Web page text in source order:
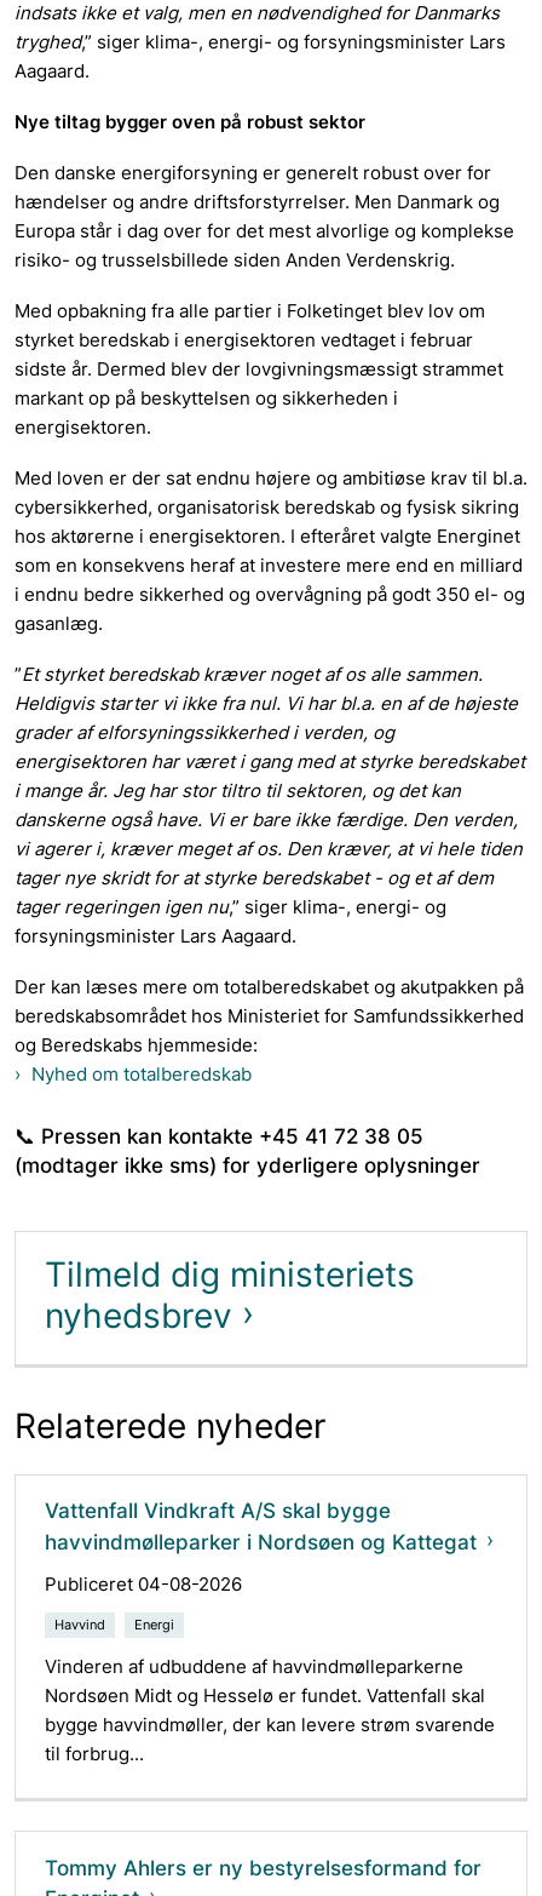
indsats ikke et valg, men en nødvendighed for Danmarks
tryghed,” siger klima-, energi- og forsyningsminister Lars
Aagaard.
Nye tiltag bygger oven på robust sektor
Den danske energiforsyning er generelt robust over for
hændelser og andre driftsforstyrrelser. Men Danmark og
Europa står i dag over for det mest alvorlige og komplekse
risiko- og trusselsbillede siden Anden Verdenskrig.
Med opbakning fra alle partier i Folketinget blev lov om
styrket beredskab i energisektoren vedtaget i februar
sidste år. Dermed blev der lovgivningsmæssigt strammet
markant op på beskyttelsen og sikkerheden i
energisektoren.
Med loven er der sat endnu højere og ambitiøse krav til bl.a.
cybersikkerhed, organisatorisk beredskab og fysisk sikring
hos aktørerne i energisektoren. I efteråret valgte Energinet
som en konsekvens heraf at investere mere end en milliard
i endnu bedre sikkerhed og overvågning på godt 350 el- og
gasanlæg.
”Et styrket beredskab kræver noget af os alle sammen.
Heldigvis starter vi ikke fra nul. Vi har bl.a. en af de højeste
grader af elforsyningssikkerhed i verden, og
energisektoren har været i gang med at styrke beredskabet
i mange år. Jeg har stor tiltro til sektoren, og det kan
danskerne også have. Vi er bare ikke færdige. Den verden,
vi agerer i, kræver meget af os. Den kræver, at vi hele tiden
tager nye skridt for at styrke beredskabet - og et af dem
tager regeringen igen nu,” siger klima-, energi- og
forsyningsminister Lars Aagaard.
Der kan læses mere om totalberedskabet og akutpakken på
beredskabsområdet hos Ministeriet for Samfundssikkerhed
og Beredskabs hjemmeside:
Nyhed om totalberedskab
📞 Pressen kan kontakte +45 41 72 38 05
(modtager ikke sms) for yderligere oplysninger
Tilmeld dig ministeriets
nyhedsbrev
Relaterede nyheder
Vattenfall Vindkraft A/S skal bygge
havvindmølleparker i Nordsøen og Kattegat
Publiceret 04-08-2026
Havvind Energi
Vinderen af udbuddene af havvindmølleparkerne
Nordsøen Midt og Hesselø er fundet. Vattenfall skal
bygge havvindmøller, der kan levere strøm svarende
til forbrug...
Tommy Ahlers er ny bestyrelsesformand for